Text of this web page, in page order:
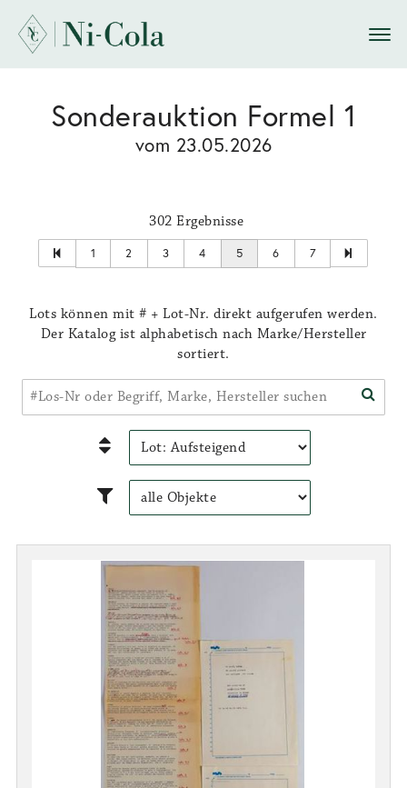
Sonderauktion Formel 1
vom 23.05.2026
302 Ergebnisse
1 2 3 4 5 6 7
Lots können mit # + Lot-Nr. direkt aufgerufen werden.
Der Katalog ist alphabetisch nach Marke/Hersteller
sortiert.